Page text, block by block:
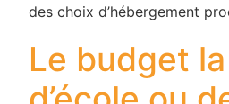
des choix d’hébergement
Le budget